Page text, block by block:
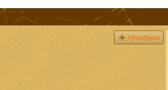
Hinzufügen